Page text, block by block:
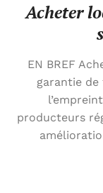
Acheter
EN BREF
garantie
producteurs